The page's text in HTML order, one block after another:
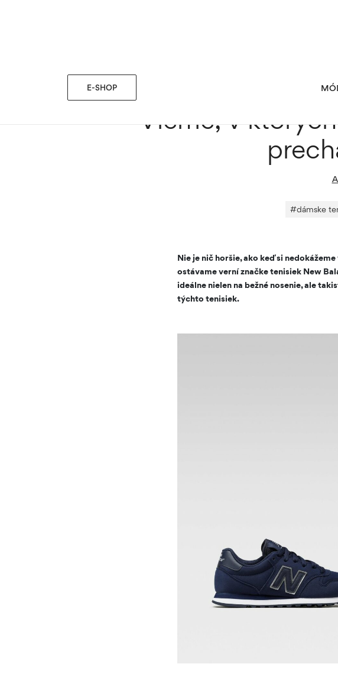
E-SHOP
Vieme, v
#dámske
Nie je nič horšie, ako keď si
ostávame verní značke tenisiek New
ideálne nielen na bežné nosenie, ale
týchto tenisiek.